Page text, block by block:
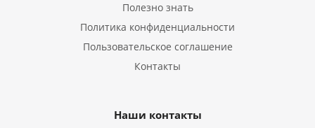
Полезно знать
Политика конфиденциальности
Пользовательское соглашение
Контакты
Наши контакты